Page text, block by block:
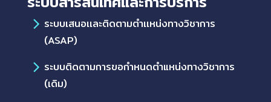
ระบบเสนอเเละติดตามตำเเหน่งทางวิชาการ
(ASAP)
ระบบติดตามการขอกำหนดตำแหน่งทางวิชาการ
(เดิม)